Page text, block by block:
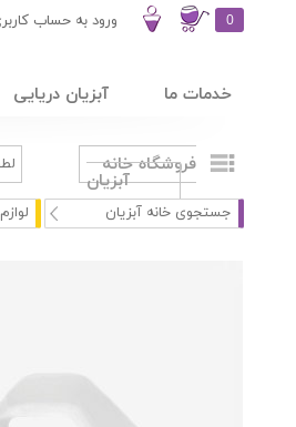
0 ورود به حساب
خدمات ما آبزیان دریایی
فروشگاه خانه
آبزیان
جستجوی خانه آبزیان